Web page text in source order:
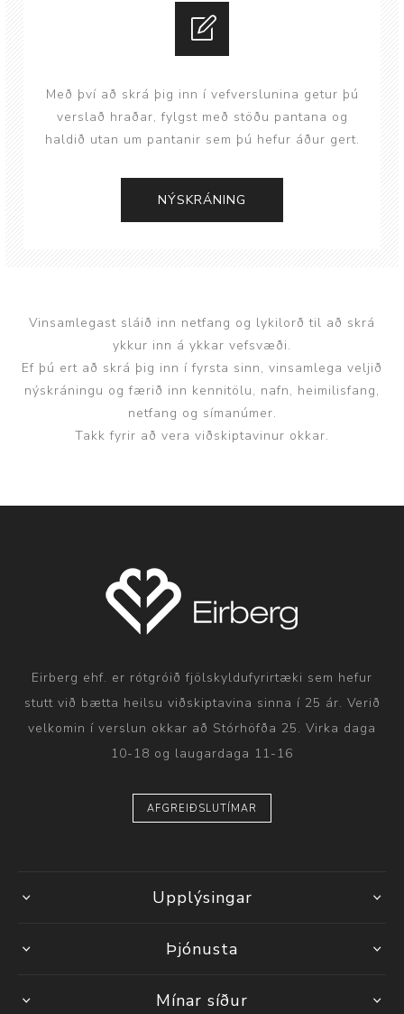
Með því að skrá þig inn í vefverslunina getur þú
verslað hraðar, fylgst með stöðu pantana og
haldið utan um pantanir sem þú hefur áður gert.
Vinsamlegast sláið inn netfang og lykilorð til að skrá
ykkur inn á ykkar vefsvæði.
Ef þú ert að skrá þig inn í fyrsta sinn, vinsamlega veljið
nýskráningu og færið inn kennitölu, nafn, heimilisfang,
netfang og símanúmer.
Takk fyrir að vera viðskiptavinur okkar.
Eirberg ehf. er rótgróið fjölskyldufyrirtæki sem hefur
stutt við bætta heilsu viðskiptavina sinna í 25 ár. Verið
velkomin í verslun okkar að Stórhöfða 25. Virka daga
10-18 og laugardaga 11-16
AFGREIÐSLUTÍMAR
Upplýsingar
Þjónusta
Mínar síður